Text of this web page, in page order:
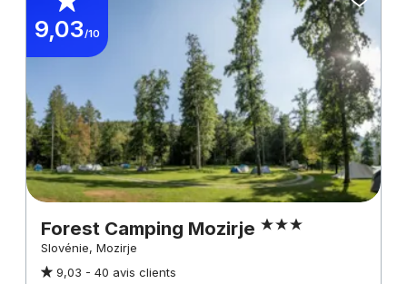
9,03/10
Forest Camping Mozirje
Slovénie, Mozirje
9,03 - 40 avis clients